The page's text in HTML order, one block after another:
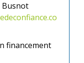
Busnot
financement